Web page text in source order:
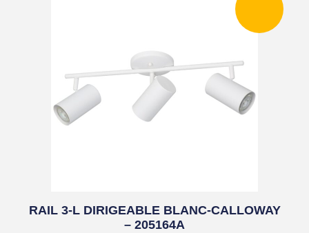
RAIL 3-L DIRIGEABLE BLANC-CALLOWAY
– 205164A